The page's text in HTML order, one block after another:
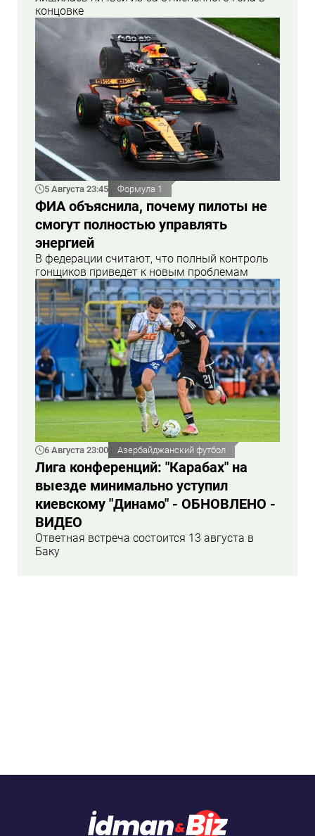
концовке
5 Августа 23:45 Формула 1
ФИА объяснила, почему пилоты не
смогут полностью управлять
энергией
В федерации считают, что полный контроль
гонщиков приведет к новым проблемам
6 Августа 23:00 Азербайджанский футбол
Лига конференций: "Карабах" на
выезде минимально уступил
киевскому "Динамо" - ОБНОВЛЕНО -
ВИДЕО
Ответная встреча состоится 13 августа в
Баку